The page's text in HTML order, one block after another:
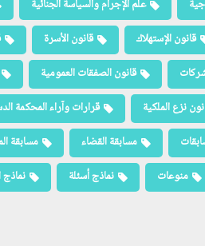
علم الإجرام والسياسة الجنائية
قانون الإستهلاك قانون الأسرة
قانون الصفقات العمومية
نزع الملكية قرارات وآراء المحكمة
مسابقة القضاء مسابقة
منوعات نماذج أسئلة